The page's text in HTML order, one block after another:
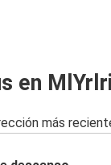
en
más